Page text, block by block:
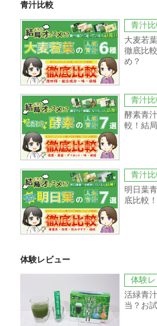
青汁比較
青汁比
大麦若
徹底比
め？
青汁比
酵素青
較！結
青汁比
明日葉
底比較
体験レビュー
体験
活緑青
当？お